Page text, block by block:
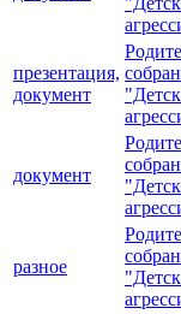
презентация,
документ
документ
разное